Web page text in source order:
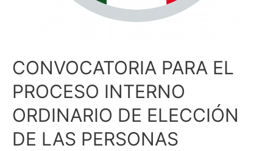
CONVOCATORIA PARA EL
PROCESO INTERNO
ORDINARIO DE ELECCIÓN
DE LAS PERSONAS